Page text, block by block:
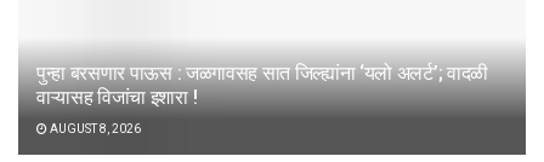
पुन्हा बरसणार पाऊस : जळगावसह सात जिल्ह्यांना ‘यलो अलर्ट’; वादळी
वाऱ्यासह विजांचा इशारा !
AUGUST 8, 2026